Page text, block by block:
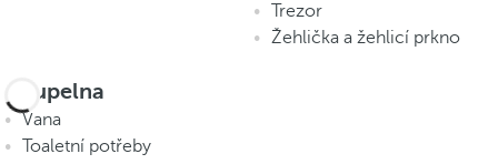
Trezor
Žehlička a žehlicí prkno
Koupelna
Vana
Toaletní potřeby